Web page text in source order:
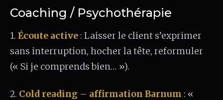
Coaching / Psychothérapie
1. Écoute active : Laisser le client s’exprimer
sans interruption, hocher la tête, reformuler
(« Si je comprends bien… »).
2. Cold reading – affirmation Barnum : «